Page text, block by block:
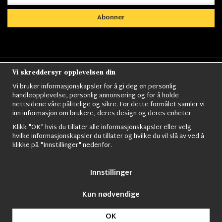
Abonner
Nordens största utbud av
kläder,Militärtöverskott, Militärutrustning, Ordningsvakt
utrustning,väktarkläder,Militärbyxor,Militärjackor,M65
Jackor,Bomberjackor,Militärkängor,Militära Ryggsäckar,Vintage Army
kläder,Sjömanskläder,Paracord,Gasmask,Ghillie
© 2009 Nordic Army Gross HB All Rights Reserved.
Vi skreddersyr opplevelsen din
Vi bruker informasjonskapsler for å gi deg en personlig
handleopplevelse, personlig annonsering og for å holde
nettsidene våre pålitelige og sikre. For dette formålet samler vi
inn informasjon om brukere, deres design og deres enheter.
Klikk "OK" hvis du tillater alle informasjonskapsler eller velg
hvilke informasjonskapsler du tillater og hvilke du vil slå av ved å
klikke på "Innstillinger" nedenfor.
Innstillinger
Kun nødvendige
OK